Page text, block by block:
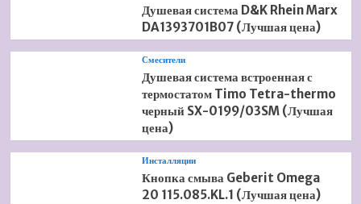
Душевая система D&K Rhein Marx
DA1393701B07 (Лучшая цена)
Смесители
Душевая система встроенная с
термостатом Timo Tetra-thermo
черный SX-0199/03SM (Лучшая
цена)
Инсталляции
Кнопка смыва Geberit Omega
20 115.085.KL.1 (Лучшая цена)